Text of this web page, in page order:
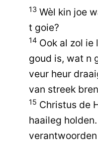
13 Wèl kin joe
t goie?
14 Ook al zol
goud is, wat n
veur heur
van streek
15 Christus de
haaileg